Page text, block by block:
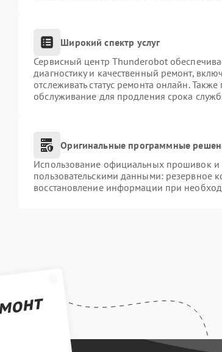
Широкий спектр услуг
Сервисный центр Thunderobot
диагностику и качественный ремонт,
отслеживать статус ремонта онлайн.
обслуживание для продления срока
Оригинальные программные
Использование официальных прошивок и
пользовательскими данными: резервное
восстановление информации при